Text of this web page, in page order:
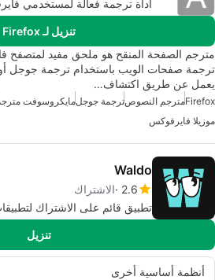
أداة ترجمة فعالة لمستخدمي
تنزيل لـ Firefox
مترجم الصفحة المنقح هو ملحق مفيد لمتصفح
ترجمة صفحات الويب باستخدام ترجمة جوجل
يعمل عن طريق اكتشاف…
Firefoxمترجم النصوصترجمة جوجلمايكروسوفت
موزيلا فايرفوكس
Waldo
2.6 الاشتراك
تطبيق قائم على الاشتراك
تنزيل
أنظمة أساسية أخرى